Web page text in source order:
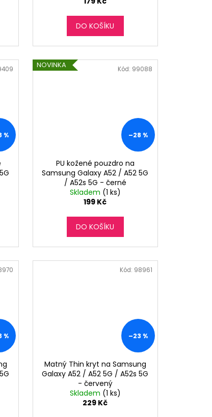
DO KOŠÍKU
%
NOVINKA
–28 %
PU kožené pouzdro na
Samsung Galaxy A52 / A52 5G
/ A52s 5G - černé
Skladem (1 ks)
199 Kč
DO KOŠÍKU
Kód: 99088
% –23 %
Matný Thin kryt na Samsung
Galaxy A52 / A52 5G / A52s 5G
- červený
Skladem (1 ks)
229 Kč
Kód: 98961